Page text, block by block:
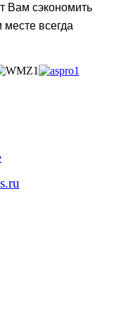
Вам сэкономить
всегда